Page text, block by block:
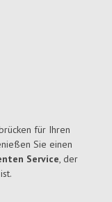
für Ihren
Sie einen
Service, der